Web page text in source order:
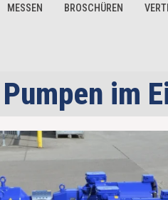
MESSEN BROSCHÜREN
im